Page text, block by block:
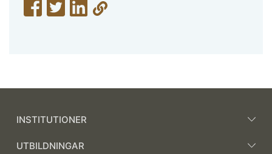
INSTITUTIONER
UTBILDNINGAR